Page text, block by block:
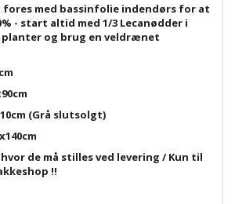
fores med bassinfolie indendørs for at
- start altid med 1/3 Lecanødder i
planter og brug en veldrænet
(Grå slutsolgt)
de må stilles ved levering / Kun til
!!